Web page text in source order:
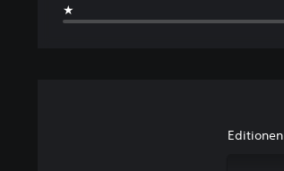
★
Editionen